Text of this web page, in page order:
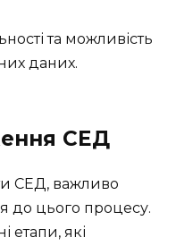
та можливість
даних.
СЕД
СЕД, важливо
до цього процесу.
етапи, які